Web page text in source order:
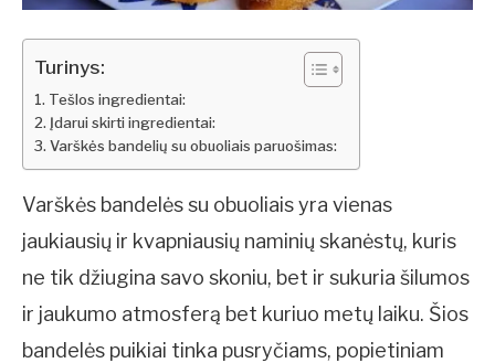
Turinys:
Tešlos ingredientai:
Įdarui skirti ingredientai:
Varškės bandelių su obuoliais paruošimas:
Varškės bandelės su obuoliais yra vienas
jaukiausių ir kvapniausių naminių skanėstų, kuris
ne tik džiugina savo skoniu, bet ir sukuria šilumos
ir jaukumo atmosferą bet kuriuo metų laiku. Šios
bandelės puikiai tinka pusryčiams, popietiniam